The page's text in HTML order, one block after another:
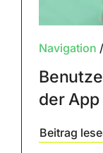
Navigation /
der
Beitrag